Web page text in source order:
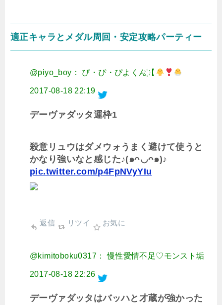
適正キャラとメダル周回・安定攻略パーティー
@piyo_boy： ぴ・ぴ・ぴよくん҉【
2017-08-18 22:19
デーヴァダッタ運枠1
殺意リュウはダメウォうまく避けて使うと
かなり強いなと感じた♪(๑ᴖ◡ᴖ๑)♪
pic.twitter.com/p4FpNVyYIu
返信 リツイ お気に
@kimitoboku0317： 慢性愛情不足♡モンスト垢
2017-08-18 22:26
デーヴァダッタはバッハと才蔵が強かった